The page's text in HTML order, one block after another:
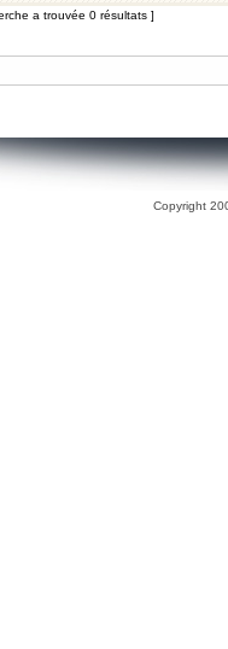
a trouvée 0 résultats ]
Copyright